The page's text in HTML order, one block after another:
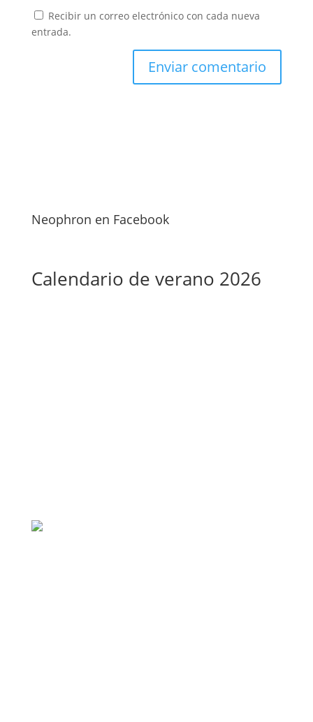
Recibir un correo electrónico con cada nueva
entrada.
Neophron en Facebook
Calendario de verano 2026